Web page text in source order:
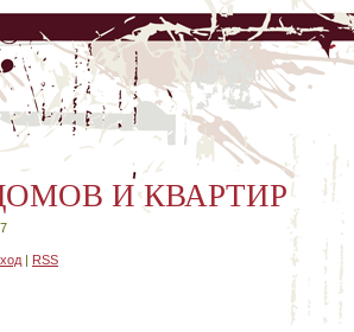
И КВАРТИР
| RSS